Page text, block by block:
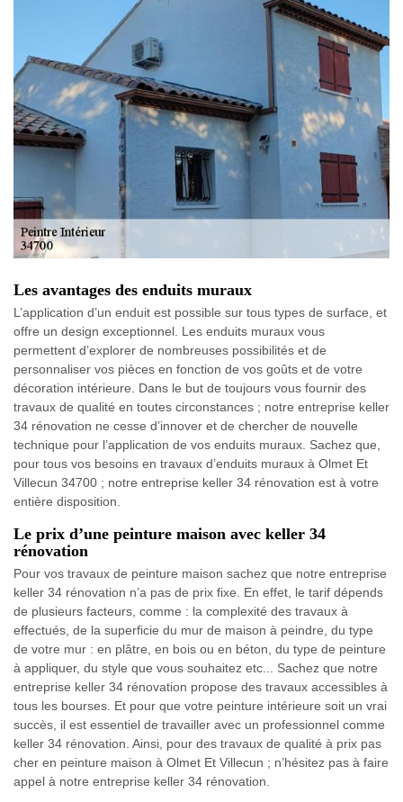
Les avantages des enduits muraux
L’application d’un enduit est possible sur tous types de surface, et
offre un design exceptionnel. Les enduits muraux vous
permettent d’explorer de nombreuses possibilités et de
personnaliser vos pièces en fonction de vos goûts et de votre
décoration intérieure. Dans le but de toujours vous fournir des
travaux de qualité en toutes circonstances ; notre entreprise keller
34 rénovation ne cesse d’innover et de chercher de nouvelle
technique pour l’application de vos enduits muraux. Sachez que,
pour tous vos besoins en travaux d’enduits muraux à Olmet Et
Villecun 34700 ; notre entreprise keller 34 rénovation est à votre
entière disposition.
Le prix d’une peinture maison avec keller 34
rénovation
Pour vos travaux de peinture maison sachez que notre entreprise
keller 34 rénovation n’a pas de prix fixe. En effet, le tarif dépends
de plusieurs facteurs, comme : la complexité des travaux à
effectués, de la superficie du mur de maison à peindre, du type
de votre mur : en plâtre, en bois ou en béton, du type de peinture
à appliquer, du style que vous souhaitez etc... Sachez que notre
entreprise keller 34 rénovation propose des travaux accessibles à
tous les bourses. Et pour que votre peinture intérieure soit un vrai
succès, il est essentiel de travailler avec un professionnel comme
keller 34 rénovation. Ainsi, pour des travaux de qualité à prix pas
cher en peinture maison à Olmet Et Villecun ; n’hésitez pas à faire
appel à notre entreprise keller 34 rénovation.